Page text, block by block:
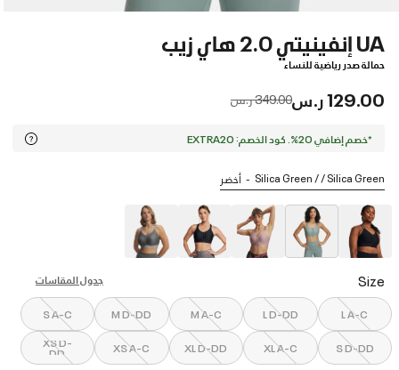
UA إنفينيتي 2.0 هاي زيب
حمالة صدر رياضية للنساء
129.00 ر.س Price reduced from
349.00 ر.س to
*خصم إضافي 20%. كود الخصم: EXTRA20
Silica Green / / Silica Green أخضر
Size جدول المقاسات
L A-C
L D-DD
M A-C
M D-DD
S A-C
S D-DD
XL A-C
XL D-DD
XS A-C
XS D-
DD